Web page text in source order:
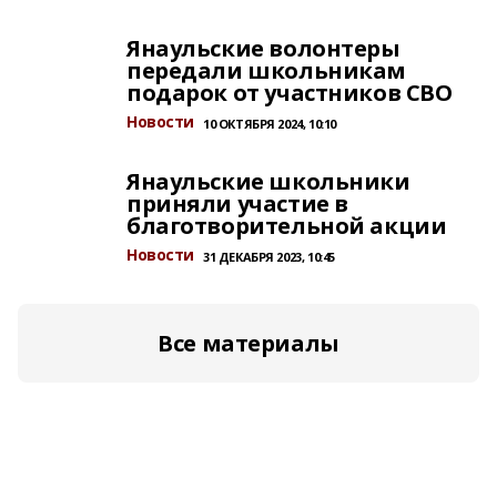
Янаульские волонтеры
передали школьникам
подарок от участников СВО
Новости 10 ОКТЯБРЯ 2024, 10:10
Янаульские школьники
приняли участие в
благотворительной акции
Новости 31 ДЕКАБРЯ 2023, 10:45
Все материалы